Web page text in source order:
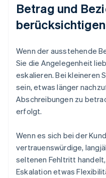
Betrag und
berücksichtigen
Wenn der ausstehende
Sie die Angelegenheit
eskalieren. Bei kleineren
sein, etwas länger
Abschreibungen zu
erfolgt.
Wenn es sich bei der
vertrauenswürdige,
seltenen Fehltritt
Eskalation etwas